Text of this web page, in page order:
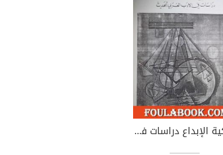
حركية الإبداع دراسات في الأدب العربي الحديث